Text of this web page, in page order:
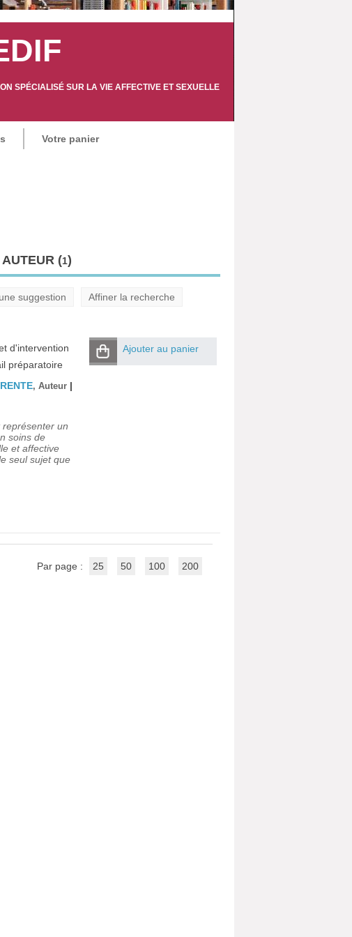
SPÉCIALISÉ SUR LA VIE AFFECTIVE ET SEXUELLE
Votre panier
(1)
suggestion Affiner la recherche
d'intervention
préparatoire
, Auteur |
un
soins de
et affective
seul sujet que
Ajouter au panier
Par page : 25 50 100 200